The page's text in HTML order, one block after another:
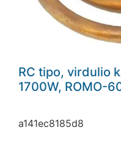
RC tipo, virdulio
1700W, ROMO-
a141ec8185d8